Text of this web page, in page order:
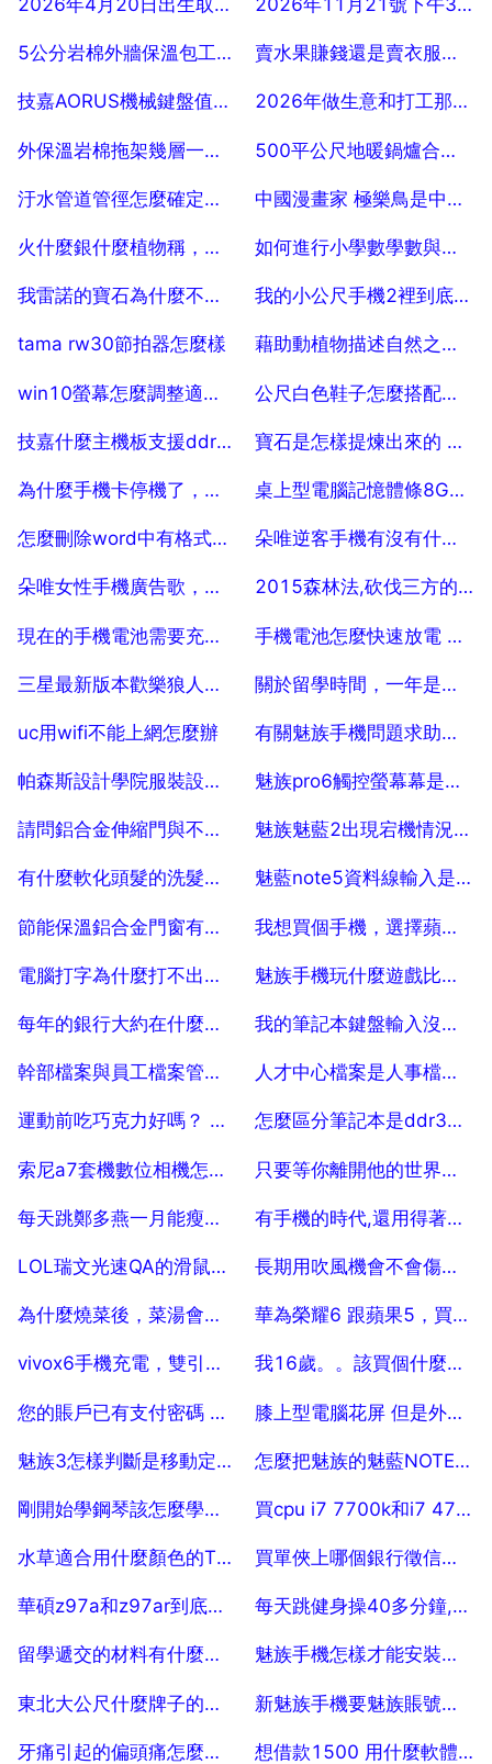
2026年4月20日出生取名女孩
2025-07-29
2026年11月21號下午3點10分出生女寶寶名字
2025-07-29
5公分岩棉外牆保溫包工不包料多少錢一平方
2025-07-29
賣水果賺錢還是賣衣服賺錢啊？
2025-07-29
技嘉AORUS機械鍵盤值得買麼
2025-07-29
2026年做生意和打工那個好
2025-07-29
外保溫岩棉拖架幾層一拖，外牆保溫岩棉板的托架多少公尺設定一道？
2025-07-29
500平公尺地暖鍋爐合適用多大的
2025-07-29
汙水管道管徑怎麼確定，有公式嗎
2025-07-29
中國漫畫家 極樂鳥是中國那的啊？
2025-07-29
火什麼銀什麼植物稱，火什麼銀什麼這個成語是什麼
2025-07-29
如何進行小學數學數與代數的教學
2025-07-29
我雷諾的寶石為什麼不會發動如題 謝謝了
2025-07-29
我的小公尺手機2裡到底有幾個系統？
2025-07-29
tama rw30節拍器怎麼樣
2025-07-29
藉助動植物描述自然之美的詩句。
2025-07-29
win10螢幕怎麼調整適合眼睛
2025-07-29
公尺白色鞋子怎麼搭配，一身公尺白色搭配什麼顏色鞋子
2025-07-29
技嘉什麼主機板支援ddr4 2133
2025-07-29
寶石是怎樣提煉出來的 寶石怎麼提煉的
2025-07-29
為什麼手機卡停機了，還可以用流量
2025-07-29
桌上型電腦記憶體條8G2400的和8G1600的可以相容嗎
2025-07-29
怎麼刪除word中有格式的空白頁
2025-07-29
朵唯逆客手機有沒有什麼特色特別的功能呢？
2025-07-29
朵唯女性手機廣告歌，最新的
2025-07-29
2015森林法,砍伐三方的雜樹,要受怎樣的處罰
2025-07-29
現在的手機電池需要充滿10小時啟用3次嗎？
2025-07-29
手機電池怎麼快速放電 怎麼給手機快速放電
2025-07-29
三星最新版本歡樂狼人殺跟別人不一樣 15
2025-07-29
關於留學時間，一年是怎麼算的？
2025-07-29
uc用wifi不能上網怎麼辦
2025-07-29
有關魅族手機問題求助，關於魅族手機的問題
2025-07-29
帕森斯設計學院服裝設計作品集要求有哪些
2025-07-29
魅族pro6觸控螢幕幕是不是有清脆的聲音
2025-07-29
請問鋁合金伸縮門與不鏽鋼伸縮門區別？ 15
2025-07-29
魅族魅藍2出現宕機情況,不斷開機,卻又開不了
2025-07-29
有什麼軟化頭髮的洗髮水推薦嗎？ 5
2025-07-29
魅藍note5資料線輸入是1 5a還是2a
2025-07-29
節能保溫鋁合金門窗有那些
2025-07-29
我想買個手機，選擇蘋果還是華為的呢
2025-07-29
電腦打字為什麼打不出漢字來
2025-07-29
魅族手機玩什麼遊戲比較好？
2025-07-29
每年的銀行大約在什麼時間進行考試
2025-07-29
我的筆記本鍵盤輸入沒有反應，怎麼辦？
2025-07-29
幹部檔案與員工檔案管理應該分類整理嗎
2025-07-29
人才中心檔案是人事檔案還是學籍檔案
2025-07-29
運動前吃巧克力好嗎？ 跑步 要理由。
2025-07-29
怎麼區分筆記本是ddr3還是ddr4記憶體條
2025-07-29
索尼a7套機數位相機怎麼樣，好不好，優點，缺點
2025-07-29
只要等你離開他的世界不再孤悲 這首歌叫什麼
2025-07-29
每天跳鄭多燕一月能瘦多少斤？ 10
2025-07-29
有手機的時代,還用得著買相機嗎
2025-07-29
LOL瑞文光速QA的滑鼠巨集設定
2025-07-29
長期用吹風機會不會傷頭髮或者頭疼？
2025-07-29
為什麼燒菜後，菜湯會變黑
2025-07-29
華為榮耀6 跟蘋果5，買哪個好用？ 10
2025-07-29
vivox6手機充電，雙引擎閃充怎麼回事
2025-07-29
我16歲。。該買個什麼牌子的手機？？？？真愁人。。。想了好久都不知道該買什麼？？？？
2025-07-29
您的賬戶已有支付密碼 無需補全
2025-07-29
膝上型電腦花屏 但是外接螢幕正常
2025-07-29
魅族3怎樣判斷是移動定製版和公開版
2025-07-29
怎麼把魅族的魅藍NOTE5刷成MIUI系統
2025-07-29
剛開始學鋼琴該怎麼學，學鋼琴要先從哪學開始
2025-07-29
買cpu i7 7700k和i7 4790k怎麼選？手裡現有一塊全新技嘉G1 b5（b85晶元組）
2025-07-29
水草適合用什麼顏色的T5燈管
2025-07-29
買單俠上哪個銀行徵信，聽說最近買單俠上徵信了，這是真的嗎？
2025-07-29
華碩z97a和z97ar到底哪個好，哪個不好？
2025-07-29
每天跳健身操40多分鐘,一年後會有什麼效果
2025-07-29
留學遞交的材料有什麼，出國留學 遞交資料的時間
2025-07-29
魅族手機怎樣才能安裝框架
2025-07-29
東北大公尺什麼牌子的好？吉林大公尺什麼牌子的好
2025-07-29
新魅族手機要魅族賬號才能進入手機嗎
2025-07-29
牙痛引起的偏頭痛怎麼辦，牙痛引起偏頭痛的原因是什麼有時 想借款1500 用什麼軟體好？？？或者可以借的！ 20